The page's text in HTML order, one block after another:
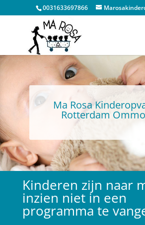
0031633697866
Ma Rosa
Rotterdam
Kinderen zijn naar
inzien niet in een
programma te